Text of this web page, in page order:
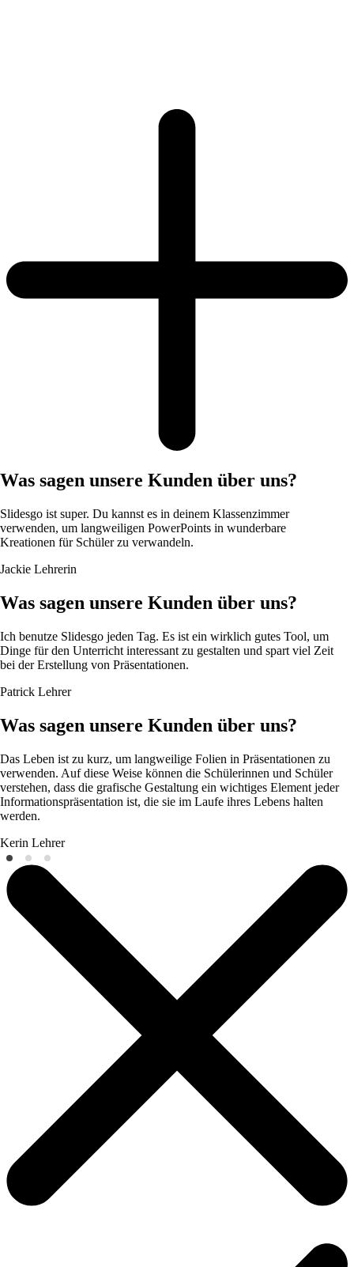
Was sagen unsere Kunden über uns?
Slidesgo ist super. Du kannst es in deinem Klassenzimmer
verwenden, um langweiligen PowerPoints in wunderbare
Kreationen für Schüler zu verwandeln.
Jackie Lehrerin
Was sagen unsere Kunden über uns?
Ich benutze Slidesgo jeden Tag. Es ist ein wirklich gutes Tool, um
Dinge für den Unterricht interessant zu gestalten und spart viel Zeit
bei der Erstellung von Präsentationen.
Patrick Lehrer
Was sagen unsere Kunden über uns?
Das Leben ist zu kurz, um langweilige Folien in Präsentationen zu
verwenden. Auf diese Weise können die Schülerinnen und Schüler
verstehen, dass die grafische Gestaltung ein wichtiges Element jeder
Informationspräsentation ist, die sie im Laufe ihres Lebens halten
werden.
Kerin Lehrer